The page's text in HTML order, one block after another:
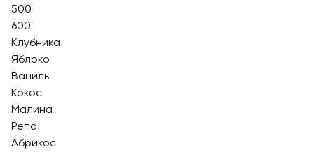
500
600
Клубника
Яблоко
Ваниль
Кокос
Малина
Репа
Абрикос